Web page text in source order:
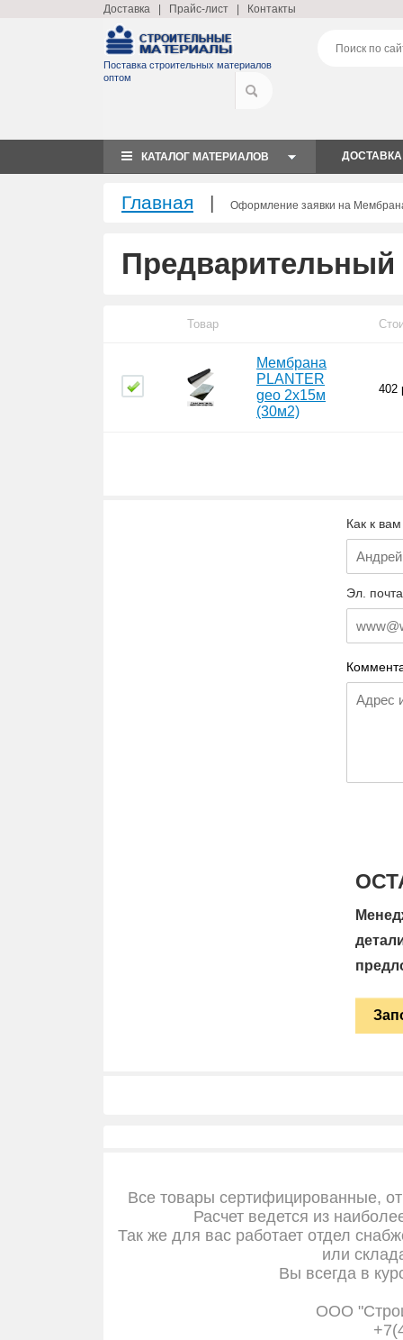
Доставка Прайс-лист Контакты
Поставка строительных материалов
оптом
КАТАЛОГ МАТЕРИАЛОВ ДОСТАВКА
Главная | Оформление заявки на
Предварительный
Товар
Мембрана
PLANTER
geo 2х15м
(30м2)
402
Как к
Эл.
Все товары сертифицированные,
Расчет ведется из
Так же для вас работает отдел
или
Вы всегда в
ООО